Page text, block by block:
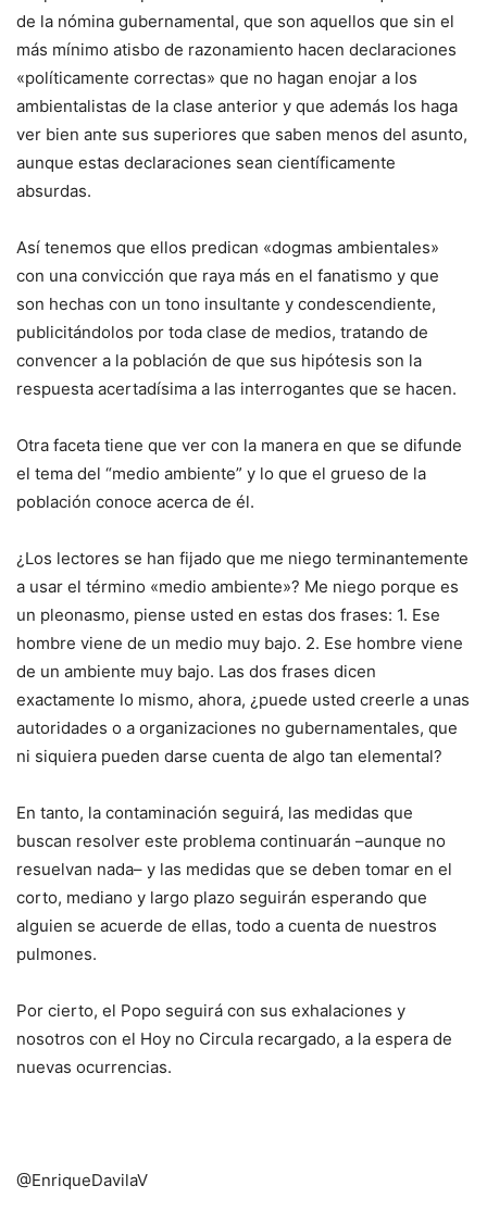
de la nómina gubernamental, que son aquellos que sin el
más mínimo atisbo de razonamiento hacen declaraciones
«políticamente correctas» que no hagan enojar a los
ambientalistas de la clase anterior y que además los haga
ver bien ante sus superiores que saben menos del asunto,
aunque estas declaraciones sean científicamente
absurdas.
Así tenemos que ellos predican «dogmas ambientales»
con una convicción que raya más en el fanatismo y que
son hechas con un tono insultante y condescendiente,
publicitándolos por toda clase de medios, tratando de
convencer a la población de que sus hipótesis son la
respuesta acertadísima a las interrogantes que se hacen.
Otra faceta tiene que ver con la manera en que se difunde
el tema del “medio ambiente” y lo que el grueso de la
población conoce acerca de él.
¿Los lectores se han fijado que me niego terminantemente
a usar el término «medio ambiente»? Me niego porque es
un pleonasmo, piense usted en estas dos frases: 1. Ese
hombre viene de un medio muy bajo. 2. Ese hombre viene
de un ambiente muy bajo. Las dos frases dicen
exactamente lo mismo, ahora, ¿puede usted creerle a unas
autoridades o a organizaciones no gubernamentales, que
ni siquiera pueden darse cuenta de algo tan elemental?
En tanto, la contaminación seguirá, las medidas que
buscan resolver este problema continuarán –aunque no
resuelvan nada– y las medidas que se deben tomar en el
corto, mediano y largo plazo seguirán esperando que
alguien se acuerde de ellas, todo a cuenta de nuestros
pulmones.
Por cierto, el Popo seguirá con sus exhalaciones y
nosotros con el Hoy no Circula recargado, a la espera de
nuevas ocurrencias.
@EnriqueDavilaV